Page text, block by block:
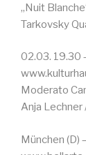
„Nuit
Tarkovsky
02.03. 19.30
Moderato
Anja Lechner
München (D)